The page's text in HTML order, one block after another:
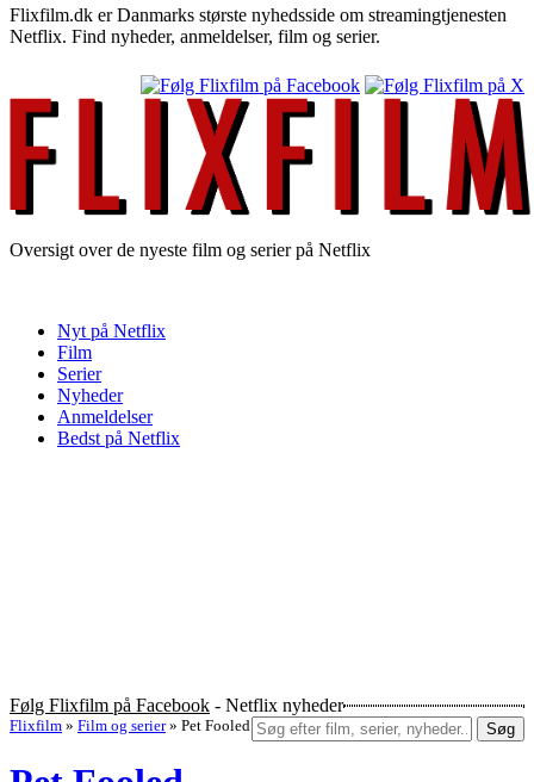
Flixfilm.dk er Danmarks største nyhedsside om streamingtjenesten
Netflix. Find nyheder, anmeldelser, film og serier.
Oversigt over de nyeste film og serier på Netflix
Nyt på Netflix
Film
Serier
Nyheder
Anmeldelser
Bedst på Netflix
Følg Flixfilm på Facebook - Netflix nyheder
Søg
Flixfilm » Film og serier » Pet Fooled